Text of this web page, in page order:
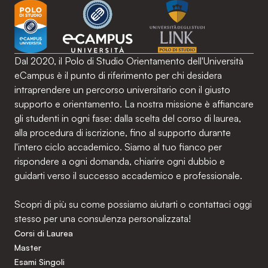
Dal 2020, il Polo di Studio Orientamento dell'Università
eCampus è il punto di riferimento per chi desidera
intraprendere un percorso universitario con il giusto
supporto e orientamento. La nostra missione è affiancare
gli studenti in ogni fase: dalla scelta del corso di laurea,
alla procedura di iscrizione, fino al supporto durante
l'intero ciclo accademico. Siamo al tuo fianco per
rispondere a ogni domanda, chiarire ogni dubbio e
guidarti verso il successo accademico e professionale.
Scopri di più su come possiamo aiutarti o contattaci oggi
stesso per una consulenza personalizzata!
Corsi di Laurea
Master
Esami Singoli